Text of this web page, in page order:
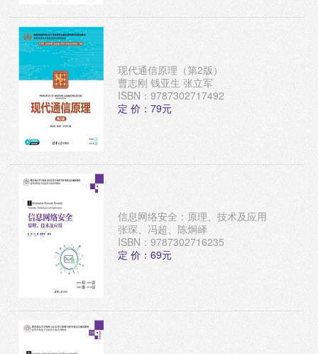
现代通信原理（第2版）
曹志刚 钱亚生 张立军
ISBN：9787302717492
定 价：79元
信息网络安全：原理、技术及应用
张琛、冯超、陈炯峄
ISBN：9787302716235
定 价：69元